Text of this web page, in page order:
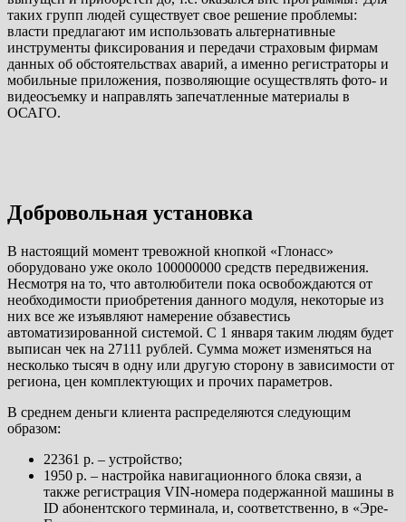
таких групп людей существует свое решение проблемы:
власти предлагают им использовать альтернативные
инструменты фиксирования и передачи страховым фирмам
данных об обстоятельствах аварий, а именно регистраторы и
мобильные приложения, позволяющие осуществлять фото- и
видеосъемку и направлять запечатленные материалы в
ОСАГО.
Добровольная установка
В настоящий момент тревожной кнопкой «Глонасс»
оборудовано уже около 100000000 средств передвижения.
Несмотря на то, что автолюбители пока освобождаются от
необходимости приобретения данного модуля, некоторые из
них все же изъявляют намерение обзавестись
автоматизированной системой. С 1 января таким людям будет
выписан чек на 27111 рублей. Сумма может изменяться на
несколько тысяч в одну или другую сторону в зависимости от
региона, цен комплектующих и прочих параметров.
В среднем деньги клиента распределяются следующим
образом:
22361 р. – устройство;
1950 р. – настройка навигационного блока связи, а
также регистрация VIN-номера подержанной машины в
ID абонентского терминала, и, соответственно, в «Эре-